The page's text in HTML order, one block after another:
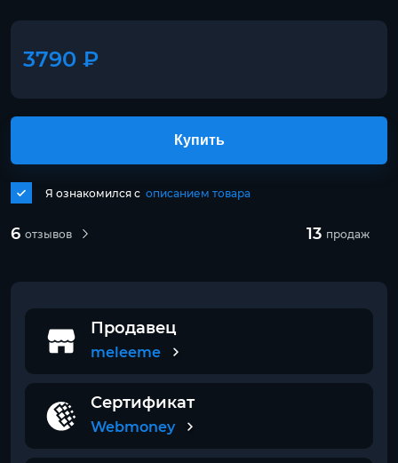
3790 ₽
6 отзывов 13 продаж
Я ознакомился с описанием товара
Купить
Продавец
meleeme
Сертификат
Webmoney